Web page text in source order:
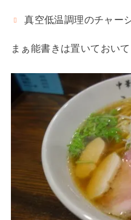
真空低温調理のチャー
まぁ能書きは置いておい